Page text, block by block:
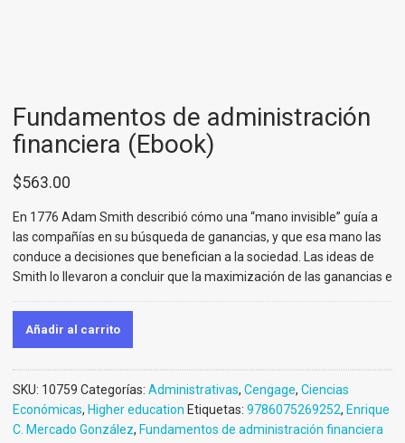
Fundamentos de administración
financiera (Ebook)
$563.00
En 1776 Adam Smith describió cómo una “mano invisible” guía a
las compañías en su búsqueda de ganancias, y que esa mano las
conduce a decisiones que benefician a la sociedad. Las ideas de
Smith lo llevaron a concluir que la maximización de las ganancias e
Añadir al carrito
SKU: 10759 Categorías: Administrativas, Cengage, Ciencias
Económicas, Higher education Etiquetas: 9786075269252, Enrique
C. Mercado González, Fundamentos de administración financiera